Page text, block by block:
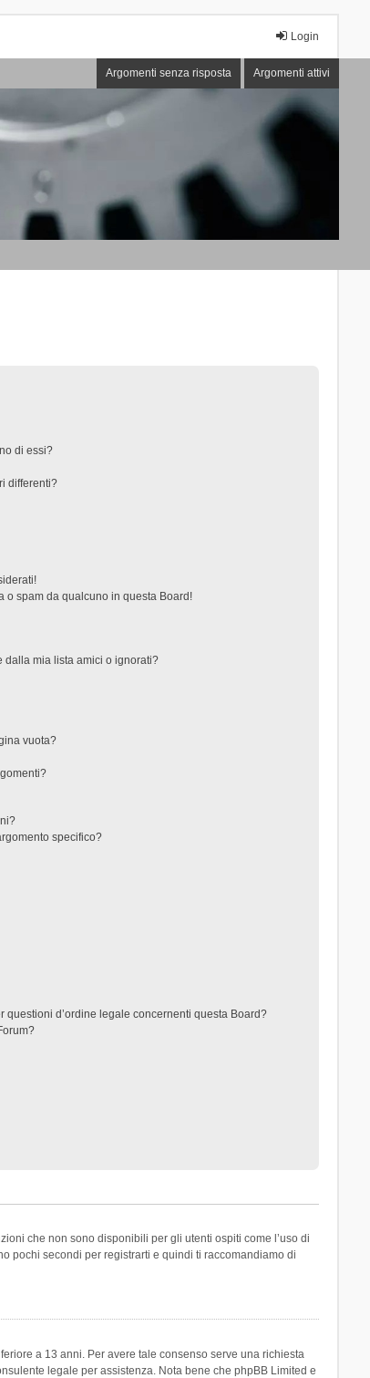
Login
Argomenti senza risposta Argomenti attivi
di essi?
differenti?
o spam da qualcuno in questa Board!
dalla mia lista amici o ignorati?
vuota?
specifico?
d’ordine legale concernenti questa Board?
che non sono disponibili per gli utenti ospiti come l’uso di
pochi secondi per registrarti e quindi ti raccomandiamo di
a 13 anni. Per avere tale consenso serve una richiesta
legale per assistenza. Nota bene che phpBB Limited e